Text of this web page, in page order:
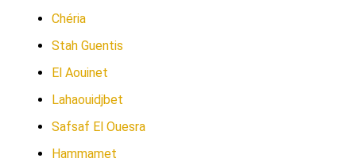
Chéria
Stah Guentis
El Aouinet
Lahaouidjbet
Safsaf El Ouesra
Hammamet